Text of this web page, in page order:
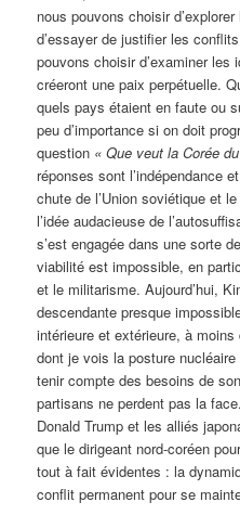
nous pouvons choisir
d’essayer de justifier les
pouvons choisir d’examiner
créeront une paix perpétuelle.
quels pays étaient en faute ou
peu d’importance si on doit
question « Que veut la Corée
réponses sont l’indépendance
chute de l’Union soviétique et
l’idée audacieuse de
s’est engagée dans une sorte
viabilité est impossible, en
et le militarisme. Aujourd’hui,
descendante presque
intérieure et extérieure, à moins
dont je vois la posture
tenir compte des besoins de
partisans ne perdent pas la
Donald Trump et les alliés
que le dirigeant nord-coréen
tout à fait évidentes : la
conflit permanent pour se